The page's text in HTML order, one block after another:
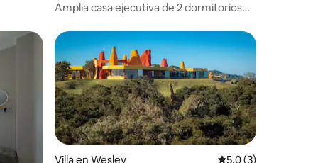
Amplia casa ejecutiva de 2 dormitorios
Villa en Wesley Calificación
5.0 (3)